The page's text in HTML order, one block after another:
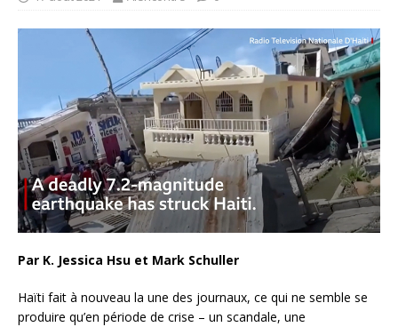
Par K. Jessica Hsu et Mark Schuller
Haïti fait à nouveau la une des journaux, ce qui ne semble se
produire qu’en période de crise – un scandale, une